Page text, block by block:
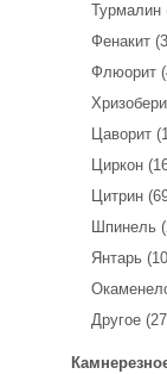
Турмалин
Фенакит
Флюорит
Цаворит
Циркон
Цитрин
Шпинель
Янтарь
Другое